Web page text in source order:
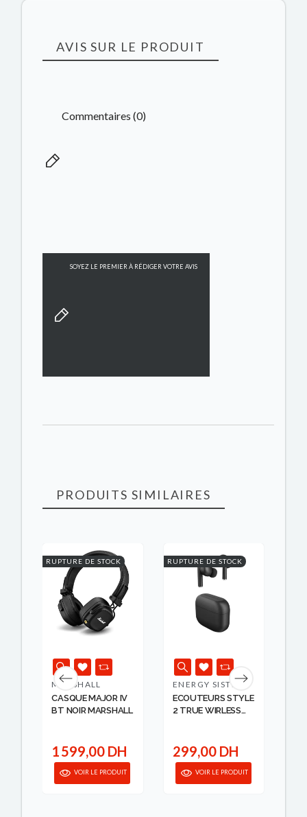
AVIS SUR LE PRODUIT
Commentaires (0)
SOYEZ LE PREMIER À RÉDIGER VOTRE AVIS
PRODUITS SIMILAIRES
RUPTURE DE STOCK
MARSHALL
CASQUE MAJOR IV
BT NOIR MARSHALL
1 599,00 DH
VOIR LE PRODUIT
RUPTURE DE STOCK
ENERGY SISTEM
ECOUTEURS STYLE
2 TRUE WIRLESS
299,00 DH
VOIR LE PRODUIT